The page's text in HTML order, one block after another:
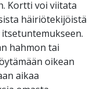
Kortti voi viitata
häiriötekijöistä
hahmon tai
oikean
aikaa